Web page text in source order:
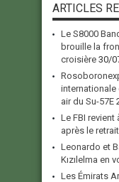
ARTICLES
Le S8000
brouille la
croisière 30/
internationale
air du Su-57E
Le FBI revient
après le
Leonardo et
Kızılelma en
Les Émirats